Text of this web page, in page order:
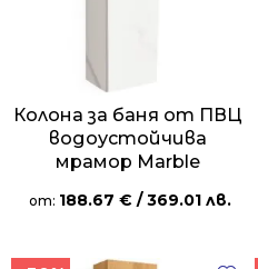
Колона за баня от ПВЦ
водоустойчива
мрамор Marble
от: 188.67 € / 369.01 лв.